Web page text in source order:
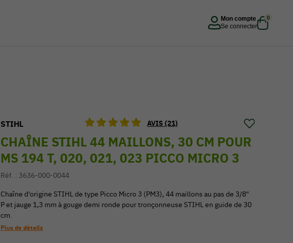
Mon compte
Se connecter
0
STIHL AVIS (21)
CHAÎNE STIHL 44 MAILLONS, 30 CM POUR
MS 194 T, 020, 021, 023 PICCO MICRO 3
Réf. : 3636-000-0044
Chaîne d'origine STIHL de type Picco Micro 3 (PM3), 44 maillons au pas de 3/8"
P et jauge 1,3 mm à gouge demi ronde pour tronçonneuse STIHL en guide de 30
cm.
Plus de détails